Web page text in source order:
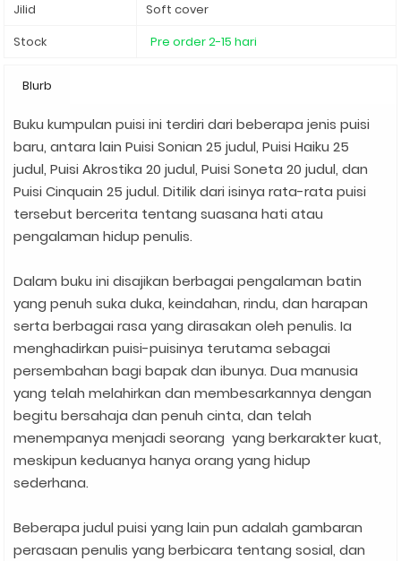
Jilid
Soft cover
Stock
Pre order 2-15 hari
Blurb
Buku kumpulan puisi ini terdiri dari beberapa jenis puisi
baru, antara lain Puisi Sonian 25 judul, Puisi Haiku 25
judul, Puisi Akrostika 20 judul, Puisi Soneta 20 judul, dan
Puisi Cinquain 25 judul. Ditilik dari isinya rata-rata puisi
tersebut bercerita tentang suasana hati atau
pengalaman hidup penulis.
Dalam buku ini disajikan berbagai pengalaman batin
yang penuh suka duka, keindahan, rindu, dan harapan
serta berbagai rasa yang dirasakan oleh penulis. Ia
menghadirkan puisi-puisinya terutama sebagai
persembahan bagi bapak dan ibunya. Dua manusia
yang telah melahirkan dan membesarkannya dengan
begitu bersahaja dan penuh cinta, dan telah
menempanya menjadi seorang yang berkarakter kuat,
meskipun keduanya hanya orang yang hidup
sederhana.
Beberapa judul puisi yang lain pun adalah gambaran
perasaan penulis yang berbicara tentang sosial, dan